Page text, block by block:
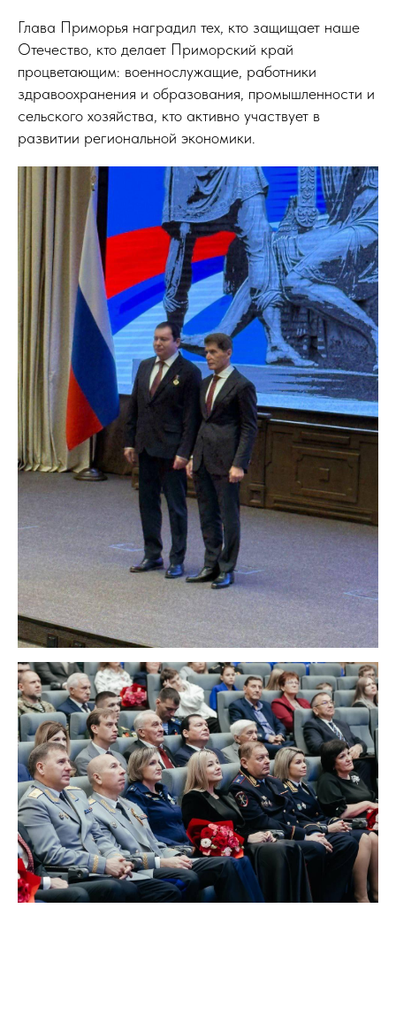
Глава Приморья наградил тех, кто защищает наше
Отечество, кто делает Приморский край
процветающим: военнослужащие, работники
здравоохранения и образования, промышленности и
сельского хозяйства, кто активно участвует в
развитии региональной экономики.